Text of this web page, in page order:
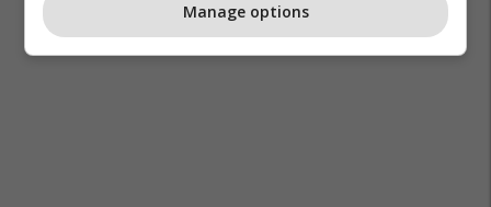
Manage options